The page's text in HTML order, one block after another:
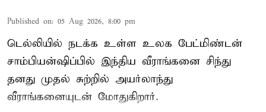
Published on: 05 Aug 2026, 8:00 pm
டெல்லியில் நடக்க உள்ள உலக பேட்மிண்டன்
சாம்பியன்ஷிப்பில் இந்திய வீராங்கனை சிந்து
தனது முதல் சுற்றில் அயர்லாந்து
வீராங்கனையுடன் மோதுகிறார்.